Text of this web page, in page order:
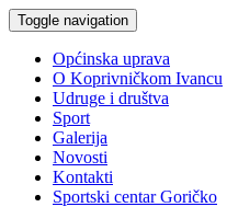
Toggle navigation
Općinska uprava
O Koprivničkom Ivancu
Udruge i društva
Sport
Galerija
Novosti
Kontakti
Sportski centar Goričko